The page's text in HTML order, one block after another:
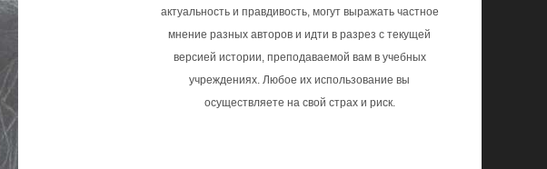
актуальность и правдивость, могут выражать частное
мнение разных авторов и идти в разрез с текущей
версией истории, преподаваемой вам в учебных
учреждениях. Любое их использование вы
осуществляете на свой страх и риск.